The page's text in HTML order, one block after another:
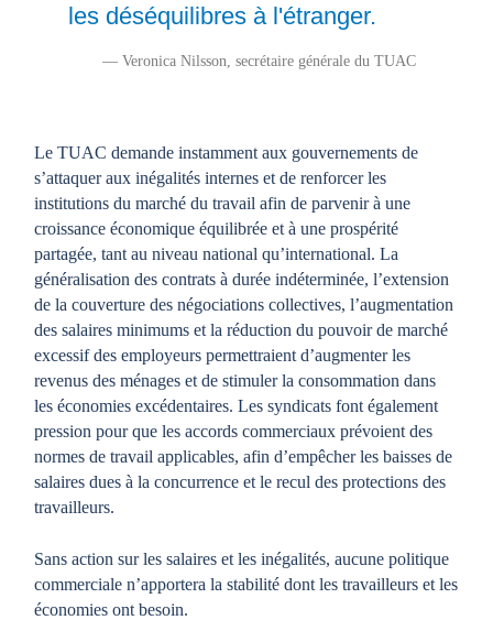
les déséquilibres à l'étranger.
— Veronica Nilsson, secrétaire générale du TUAC
Le TUAC demande instamment aux gouvernements de
s’attaquer aux inégalités internes et de renforcer les
institutions du marché du travail afin de parvenir à une
croissance économique équilibrée et à une prospérité
partagée, tant au niveau national qu’international. La
généralisation des contrats à durée indéterminée, l’extension
de la couverture des négociations collectives, l’augmentation
des salaires minimums et la réduction du pouvoir de marché
excessif des employeurs permettraient d’augmenter les
revenus des ménages et de stimuler la consommation dans
les économies excédentaires. Les syndicats font également
pression pour que les accords commerciaux prévoient des
normes de travail applicables, afin d’empêcher les baisses de
salaires dues à la concurrence et le recul des protections des
travailleurs.
Sans action sur les salaires et les inégalités, aucune politique
commerciale n’apportera la stabilité dont les travailleurs et les
économies ont besoin.